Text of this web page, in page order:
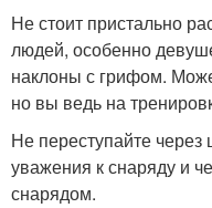
Не стоит пристально
людей, особенно
наклоны с грифом.
но вы ведь на
Не переступайте
уважения к снаряду и
снарядом.